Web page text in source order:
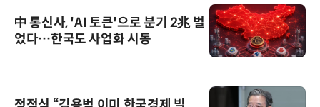
中 통신사, 'AI 토큰'으로 분기 2兆 벌
었다…한국도 사업화 시동